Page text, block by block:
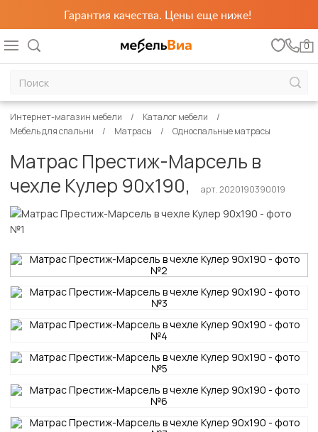
Гарантия качества. Цены еще ниже!
0
Интернет-магазин мебели
Каталог мебели
Мебель для спальни
Матрасы Односпальные матрасы
Матрас Престиж-Марсель в
чехле Кулер 90х190,
арт. 2020190390019